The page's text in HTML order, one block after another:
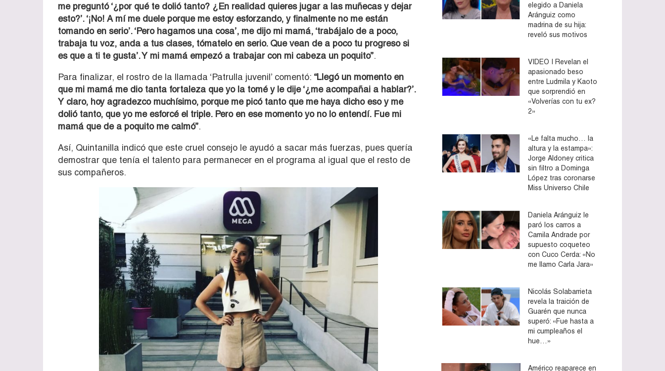
me preguntó ‘¿por qué te dolió tanto? ¿En realidad quieres jugar a las muñecas y dejar
esto?’. ‘¡No! A mí me duele porque me estoy esforzando, y finalmente no me están
tomando en serio’. ‘Pero hagamos una cosa’, me dijo mi mamá, ‘trabájalo de a poco,
trabaja tu voz, anda a tus clases, tómatelo en serio. Que vean de a poco tu progreso si
es que a ti te gusta’. Y mi mamá empezó a trabajar con mi cabeza un poquito”.
Para finalizar, el rostro de la llamada ‘Patrulla juvenil’ comentó: “Llegó un momento en
que mi mamá me dio tanta fortaleza que yo la tomé y le dije ‘¿me acompañai a hablar?’.
Y claro, hoy agradezco muchísimo, porque me picó tanto que me haya dicho eso y me
dolió tanto, que yo me esforcé el triple. Pero en ese momento yo no lo entendí. Fue mi
mamá que de a poquito me calmó”.
Así, Quintanilla indicó que este cruel consejo le ayudó a sacar más fuerzas, pues quería
demostrar que tenía el talento para permanecer en el programa al igual que el resto de
sus compañeros.
elegido a Daniela
Aránguiz como
madrina de su hija:
reveló sus motivos
VIDEO | Revelan el
apasionado beso
entre Ludmila y Kaoto
que sorprendió en
«Volverías con tu ex?
2»
«Le falta mucho… la
altura y la estampa»:
Jorge Aldoney critica
sin filtro a Dominga
López tras coronarse
Miss Universo Chile
Daniela Aránguiz le
paró los carros a
Camila Andrade por
supuesto coqueteo
con Cuco Cerda: «No
me llamo Carla Jara»
Nicolás Solabarrieta
revela la traición de
Guarén que nunca
superó: «Fue hasta a
mi cumpleaños el
hue…»
Américo reaparece en